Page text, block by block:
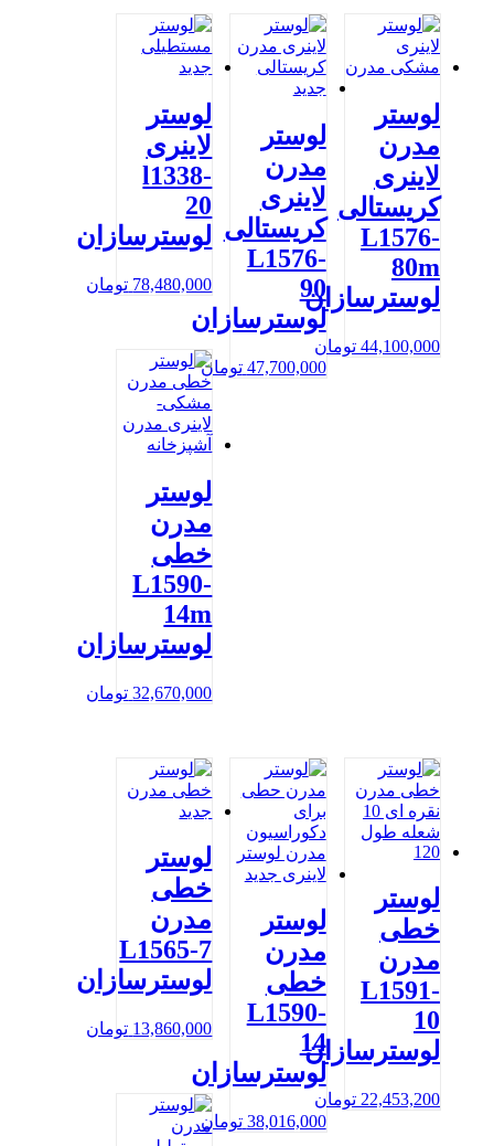
لوستر
مدرن
لاینری
کریستالی
L1576-
80m
لوسترسازان
44,100,000 تومان
لوستر
مدرن
لاینری
کریستالی
L1576-
90
لوسترسازان
47,700,000 تومان
لوستر
لاینری
l1338-
20
لوسترسازان
78,480,000 تومان
لوستر
مدرن
خطی
L1590-
14m
لوسترسازان
32,670,000 تومان
لوستر
خطی
مدرن
L1591-
10
لوسترسازان
22,453,200 تومان
لوستر
مدرن
خطی
L1590-
14
لوسترسازان
38,016,000 تومان
لوستر
خطی
مدرن
L1565-7
لوسترسازان
13,860,000 تومان